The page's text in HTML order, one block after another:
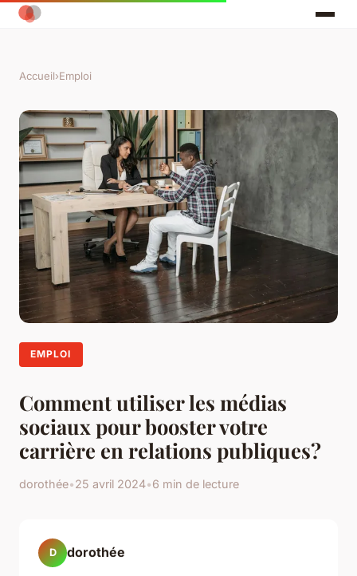
Accueil›Emploi
EMPLOI
Comment utiliser les médias
sociaux pour booster votre
carrière en relations publiques?
dorothée•25 avril 2024•6 min de lecture
D dorothée